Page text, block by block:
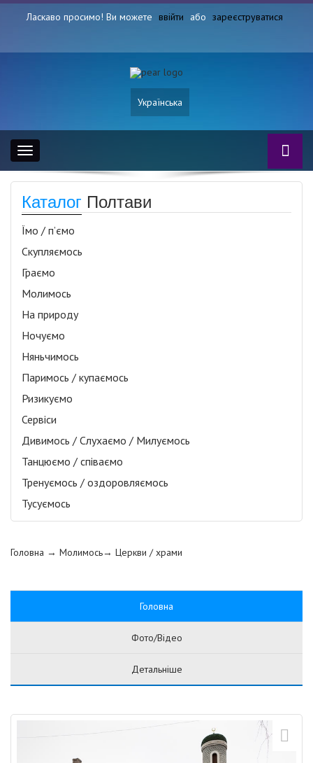
Ласкаво просимо! Ви можете ввійти або зареєструватися
Українська
Toggle
navigation
Каталог Полтави
Їмо / п’ємо
Скупляємось
Граємо
Молимось
На природу
Ночуємо
Няньчимось
Паримось / купаємось
Ризикуємо
Сервіси
Дивимось / Слухаємо / Милуємось
Танцюємо / співаємо
Тренуємось / оздоровляємось
Тусуємось
Головна → Молимось→ Церкви / храми
Головна
Фото/Відео
Детальніше